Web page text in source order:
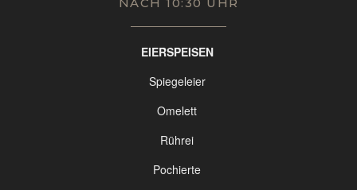
EIERSPEISEN
Spiegeleier
Omelett
Rührei
Pochierte